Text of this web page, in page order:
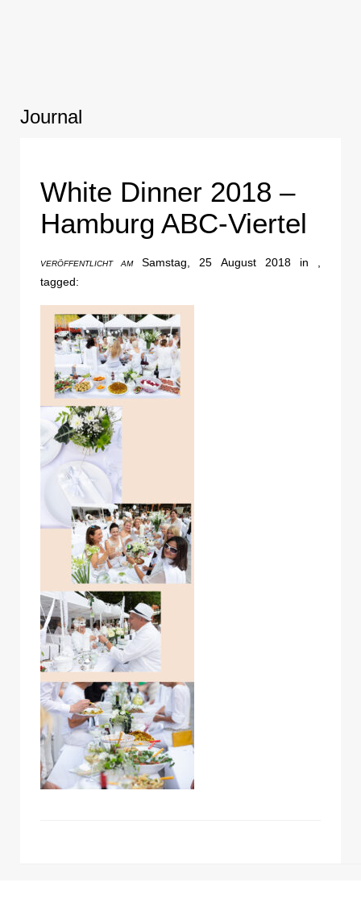
Journal
White Dinner 2018 –
Hamburg ABC-Viertel
VERÖFFENTLICHT AMSamstag, 25 August 2018 in ,
tagged: